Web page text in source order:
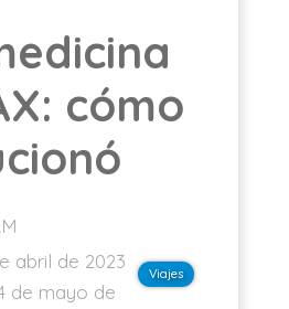
cómo
abril de 2023
de mayo de
Viajes